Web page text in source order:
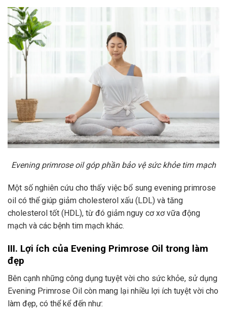
Evening primrose oil góp phần bảo vệ sức khỏe tim mạch
Một số nghiên cứu cho thấy việc bổ sung evening primrose
oil có thể giúp giảm cholesterol xấu (LDL) và tăng
cholesterol tốt (HDL), từ đó giảm nguy cơ xơ vữa động
mạch và các bệnh tim mạch khác.
III. Lợi ích của Evening Primrose Oil trong làm
đẹp
Bên cạnh những công dụng tuyệt vời cho sức khỏe, sử dụng
Evening Primrose Oil còn mang lại nhiều lợi ích tuyệt vời cho
làm đẹp, có thể kể đến như: